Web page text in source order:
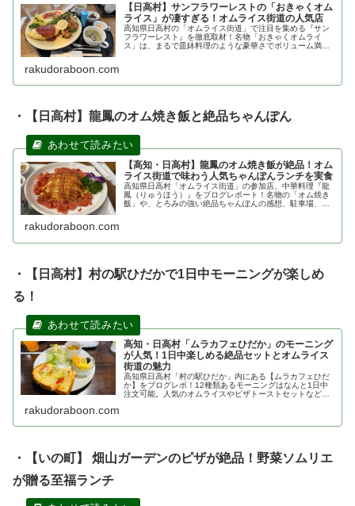
【日高村】サンフラワーレストの「おきゃくオム
ライス」が凄すぎる！オムライス街道の人気店
高知県日高村の「オムライス街道」で注目を集める『サン
フラワーレスト』を徹底取材！名物「おきゃくオムライ
ス」は、まるで皿鉢料理のような豪華さでボリューム満
rakudoraboon.com
・【日高村】龍鳳のオム焼き飯と絶品ちゃんぽん
【高知・日高村】龍鳳のオム焼き飯が絶品！オム
ライス街道で味わう人気ちゃんぽんランチを実食
高知県日高村「オムライス街道」の参加店、中華料理『龍
鳳（りゅうほう）』をブログレポート！名物の「オム焼き
飯」や、とろみの強い絶品ちゃんぽんの感想、駐車場、メ
rakudoraboon.com
・【日高村】村の駅ひだかで1日中モーニングが楽しめ
る！
高知・日高村「ムラカフェひだか」のモーニング
が人気！1日中楽しめる絶品セットとオムライス
街道の魅力
高知県日高村「村の駅ひだか」内にある【ムラカフェひだ
か】をブログレポ！12種類あるモーニングはなんと1日中
注文可能。人気のオムライスやピザトーストセットなど、
rakudoraboon.com
・【いの町】 畑山ガーデンのピザが絶品！野菜ソムリエ
が贈る至福ランチ